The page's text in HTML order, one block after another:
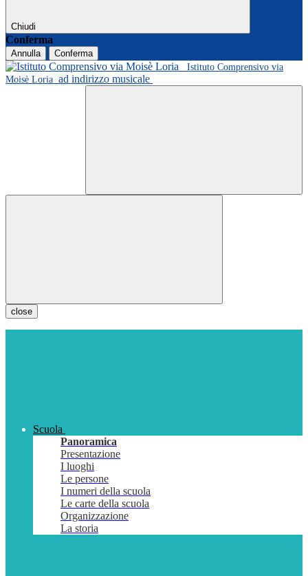
Chiudi
Conferma
Annulla
Conferma
Istituto Comprensivo via
Moisè Loria ad indirizzo musicale
close
Scuola
Panoramica
Presentazione
I luoghi
Le persone
I numeri della scuola
Le carte della scuola
Organizzazione
La storia